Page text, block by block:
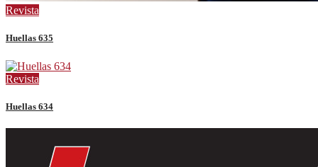
Revista
Huellas 635
Revista
Huellas 634